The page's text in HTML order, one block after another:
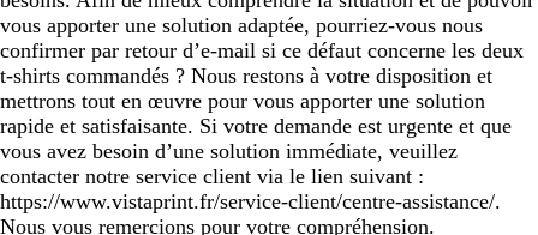
vous apporter une solution adaptée, pourriez-vous nous
confirmer par retour d’e-mail si ce défaut concerne les deux
t-shirts commandés ? Nous restons à votre disposition et
mettrons tout en œuvre pour vous apporter une solution
rapide et satisfaisante. Si votre demande est urgente et que
vous avez besoin d’une solution immédiate, veuillez
contacter notre service client via le lien suivant :
https://www.vistaprint.fr/service-client/centre-assistance/.
Nous vous remercions pour votre compréhension.